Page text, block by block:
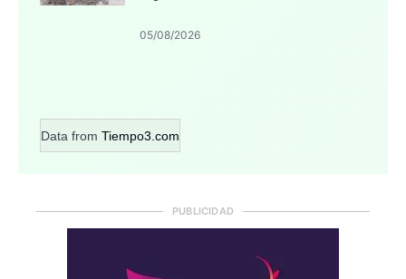
05/08/2026
Data from Tiempo3.com
PUBLICIDAD